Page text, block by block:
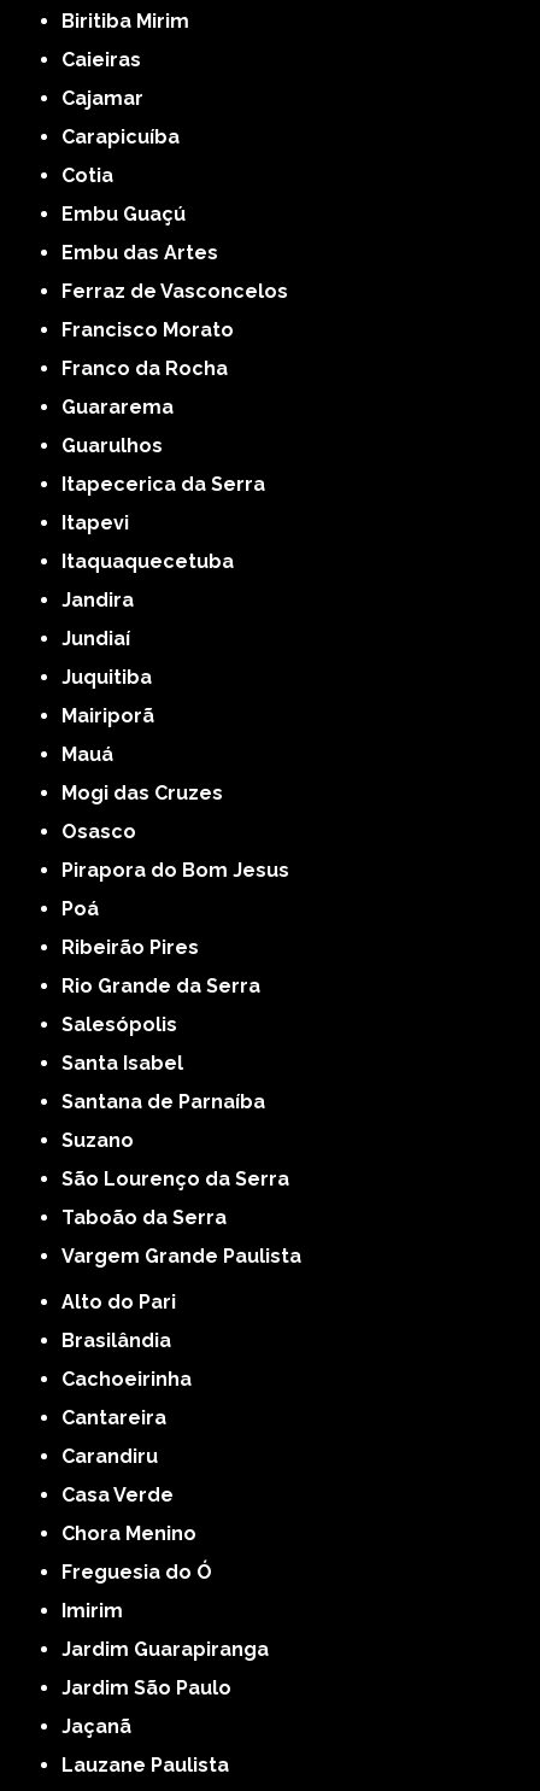
Biritiba Mirim
Caieiras
Cajamar
Carapicuíba
Cotia
Embu Guaçú
Embu das Artes
Ferraz de Vasconcelos
Francisco Morato
Franco da Rocha
Guararema
Guarulhos
Itapecerica da Serra
Itapevi
Itaquaquecetuba
Jandira
Jundiaí
Juquitiba
Mairiporã
Mauá
Mogi das Cruzes
Osasco
Pirapora do Bom Jesus
Poá
Ribeirão Pires
Rio Grande da Serra
Salesópolis
Santa Isabel
Santana de Parnaíba
Suzano
São Lourenço da Serra
Taboão da Serra
Vargem Grande Paulista
Alto do Pari
Brasilândia
Cachoeirinha
Cantareira
Carandiru
Casa Verde
Chora Menino
Freguesia do Ó
Imirim
Jardim Guarapiranga
Jardim São Paulo
Jaçanã
Lauzane Paulista